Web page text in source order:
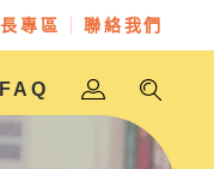
專區 聯絡我們
FAQ